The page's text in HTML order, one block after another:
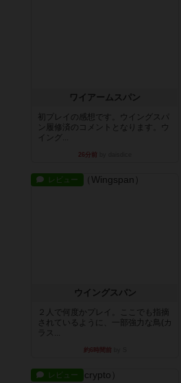
ワイアームスパン
初プレイの感想です。ウイングスパ
ン履修済のコメントとなります。ウ
イング...
26分前
レビュー
ウイングスパン
２人で何度かプレイ。ここでも指摘
されているように、一部強力な鳥(カ
ラス...
約6時間前
レビュー